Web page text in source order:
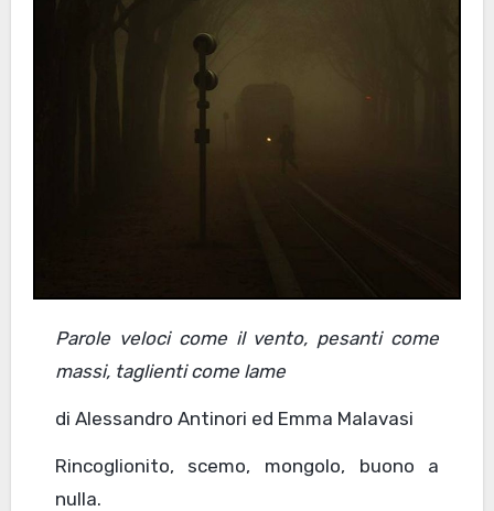
Parole veloci come ilvento, pesanti come
massi, taglienti come lame
di Alessandro Antinori ed Emma Malavasi
Rincoglionito, scemo, mongolo, buono a
nulla.